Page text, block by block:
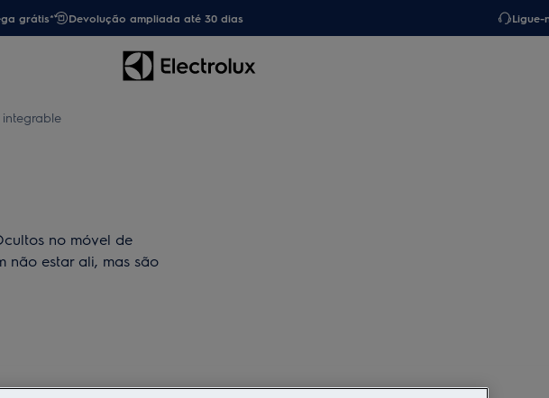
grátis* Devolução ampliada até 30 dias Ligue-
no móvel de
não estar ali, mas são